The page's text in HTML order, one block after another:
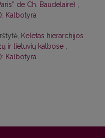
de Ch. Baudelaire)
Kalbotyra
Keletas hierarchijos
ir lietuvių kalbose
Kalbotyra